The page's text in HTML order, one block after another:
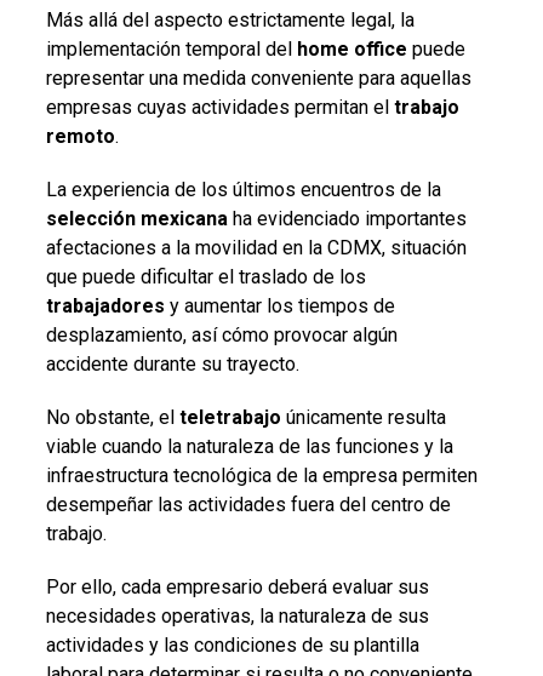
Más allá del aspecto estrictamente legal, la
implementación temporal del home office puede
representar una medida conveniente para aquellas
empresas cuyas actividades permitan el trabajo
remoto.
La experiencia de los últimos encuentros de la
selección mexicana ha evidenciado importantes
afectaciones a la movilidad en la CDMX, situación
que puede dificultar el traslado de los
trabajadores y aumentar los tiempos de
desplazamiento, así cómo provocar algún
accidente durante su trayecto.
No obstante, el teletrabajo únicamente resulta
viable cuando la naturaleza de las funciones y la
infraestructura tecnológica de la empresa permiten
desempeñar las actividades fuera del centro de
trabajo.
Por ello, cada empresario deberá evaluar sus
necesidades operativas, la naturaleza de sus
actividades y las condiciones de su plantilla